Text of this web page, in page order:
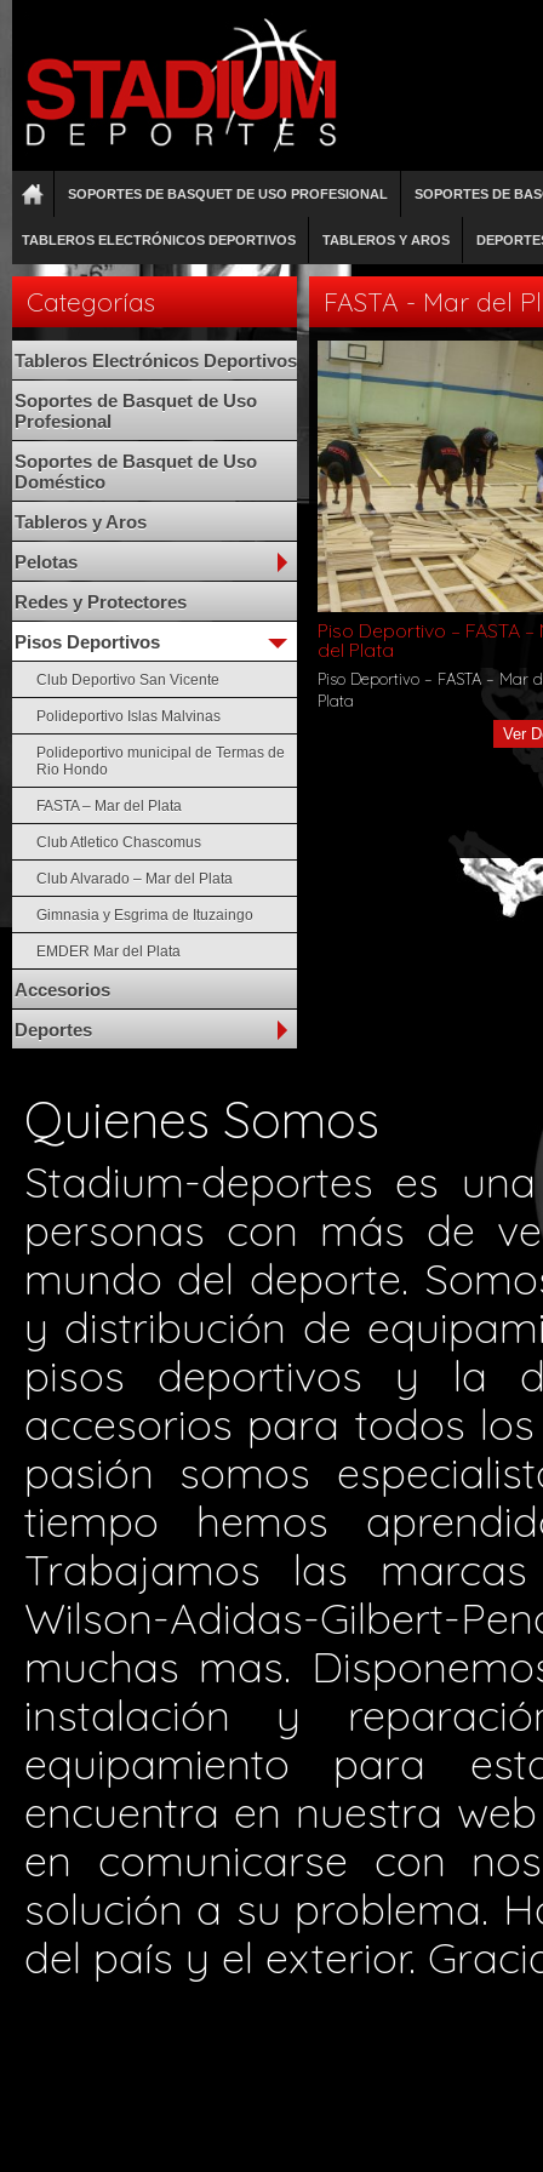
SOPORTES DE BASQUET DE USO PROFESIONAL SOPORTES DE
TABLEROS ELECTRÓNICOS DEPORTIVOS TABLEROS Y AROS
Categorías
Tableros Electrónicos Deportivos
Soportes de Basquet de Uso
Profesional
Soportes de Basquet de Uso
Doméstico
Tableros y Aros
Pelotas
Redes y Protectores
Pisos Deportivos
Club Deportivo San Vicente
Polideportivo Islas Malvinas
Polideportivo municipal de Termas de
Rio Hondo
FASTA – Mar del Plata
Club Atletico Chascomus
Club Alvarado – Mar del Plata
Gimnasia y Esgrima de Ituzaingo
EMDER Mar del Plata
Accesorios
Deportes
FASTA - Mar del
Piso Deportivo – FASTA –
del Plata
Piso Deportivo – FASTA – Mar
Plata
Ver
Quienes Somos
Stadium-deportes es
personas con más de
mundo del deporte.
y distribución de
pisos deportivos y la
accesorios para todos
pasión somos
tiempo hemos
Trabajamos las
Wilson-Adidas-
muchas mas.
instalación y
equipamiento para
encuentra en nuestra
en comunicarse con
solución a su problema.
del país y el exterior.